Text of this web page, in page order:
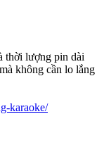
thời lượng pin dài
không cần lo lắng
karaoke/